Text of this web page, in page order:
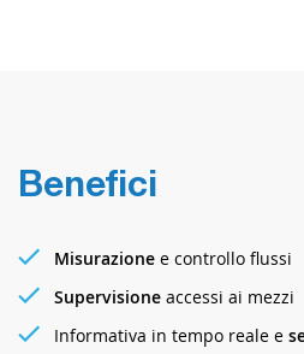
Benefici
Misurazione e controllo flussi
Supervisione accessi ai mezzi
Informativa in tempo reale e